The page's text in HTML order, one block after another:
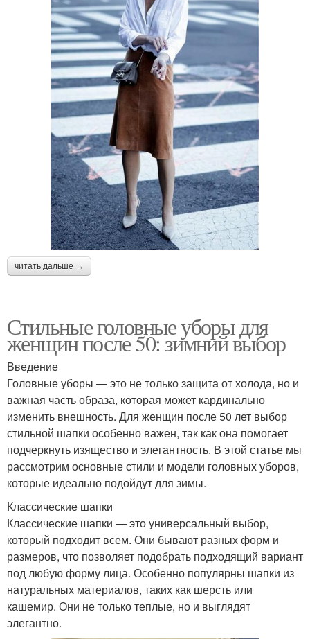
читать дальше →
Стильные головные уборы для
женщин после 50: зимний выбор
Введение
Головные уборы — это не только защита от холода, но и
важная часть образа, которая может кардинально
изменить внешность. Для женщин после 50 лет выбор
стильной шапки особенно важен, так как она помогает
подчеркнуть изящество и элегантность. В этой статье мы
рассмотрим основные стили и модели головных уборов,
которые идеально подойдут для зимы.
Классические шапки
Классические шапки — это универсальный выбор,
который подходит всем. Они бывают разных форм и
размеров, что позволяет подобрать подходящий вариант
под любую форму лица. Особенно популярны шапки из
натуральных материалов, таких как шерсть или
кашемир. Они не только теплые, но и выглядят
элегантно.